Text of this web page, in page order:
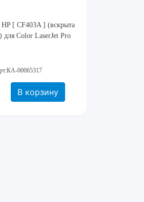
[ CF403A ] (вскрыта
для Color LaserJet Pro
00065317
В корзину